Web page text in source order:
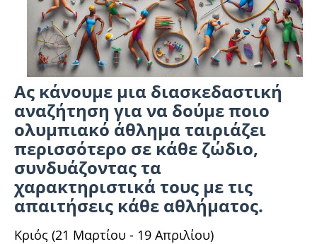
Ας κάνουμε μια διασκεδαστική
αναζήτηση για να δούμε ποιο
ολυμπιακό άθλημα ταιριάζει
περισσότερο σε κάθε ζώδιο,
συνδυάζοντας τα
χαρακτηριστικά τους με τις
απαιτήσεις κάθε αθλήματος.
Κριός (21 Μαρτίου - 19 Απριλίου)